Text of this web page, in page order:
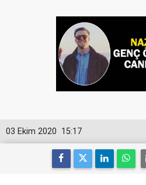
15:17
03 Ekim 2020